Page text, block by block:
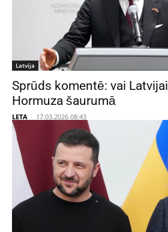
Latvija
Sprūds komentē: vai
Hormuza šaurumā
LETA - 17.03.2026 08:43